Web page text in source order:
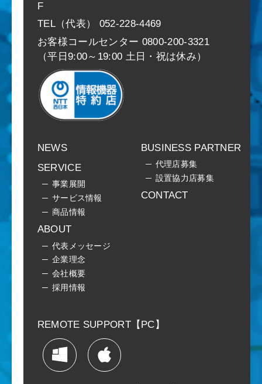
F
TEL（代表） 052-228-4469
お客様コールセンター 0800-200-3321
（平日9:00～19:00 土日・祝は休み）
NEWS
SERVICE
事業展開
サービス情報
商品情報
ABOUT
代表メッセージ
企業理念
会社概要
採用情報
BUSINESS PARTNER
代理店募集
設置協力店募集
CONTACT
REMOTE SUPPORT【PC】